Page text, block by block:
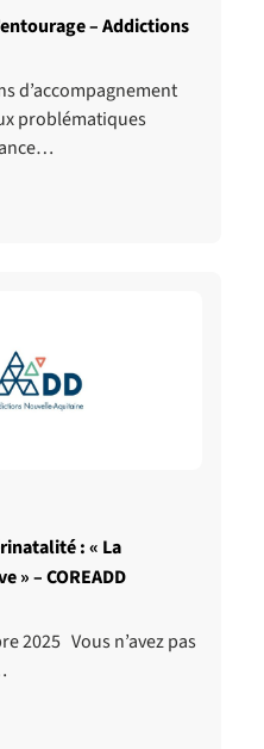
– Addictions
d’accompagnement
problématiques
: « La
» – COREADD
2025 Vous n’avez pas